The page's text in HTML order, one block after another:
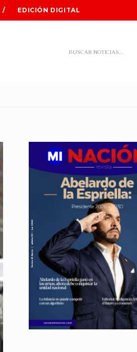
EDICIÓN DIGITAL